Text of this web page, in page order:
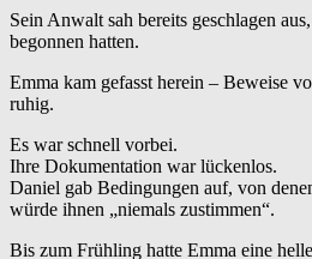
Sein Anwalt sah bereits geschlagen
begonnen hatten.
Emma kam gefasst herein – Beweise
ruhig.
Es war schnell vorbei.
Ihre Dokumentation war lückenlos.
Daniel gab Bedingungen auf, von
würde ihnen „niemals zustimmen“.
Bis zum Frühling hatte Emma eine